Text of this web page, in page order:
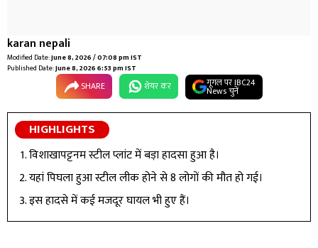
karan nepali
Modified Date:June 8, 2026 / 07:08 pm IST
Published Date:June 8, 2026 6:53 pm IST
SHARE शेयर कर गूगल पर IBC24
News चुनें
HIGHLIGHTS
विशाखापट्टनम स्टील प्लांट में बड़ा हादसा हुआ है।
यहां पिघला हुआ स्टील लीक होने से 8 लोगों की मौत हो गई।
इस हादसे में कई मजदूर घायल भी हुए हैं।